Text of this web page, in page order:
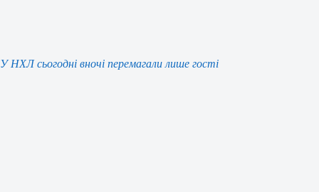
У НХЛ сьогодні вночі перемагали лише гості